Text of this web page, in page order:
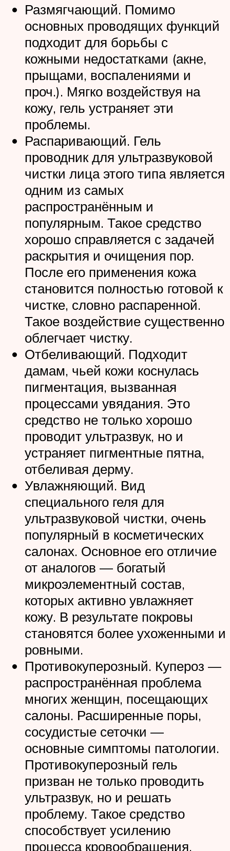
Размягчающий. Помимо
основных проводящих функций
подходит для борьбы с
кожными недостатками (акне,
прыщами, воспалениями и
проч.). Мягко воздействуя на
кожу, гель устраняет эти
проблемы.
Распаривающий. Гель
проводник для ультразвуковой
чистки лица этого типа является
одним из самых
распространённым и
популярным. Такое средство
хорошо справляется с задачей
раскрытия и очищения пор.
После его применения кожа
становится полностью готовой к
чистке, словно распаренной.
Такое воздействие существенно
облегчает чистку.
Отбеливающий. Подходит
дамам, чьей кожи коснулась
пигментация, вызванная
процессами увядания. Это
средство не только хорошо
проводит ультразвук, но и
устраняет пигментные пятна,
отбеливая дерму.
Увлажняющий. Вид
специального геля для
ультразвуковой чистки, очень
популярный в косметических
салонах. Основное его отличие
от аналогов — богатый
микроэлементный состав,
которых активно увлажняет
кожу. В результате покровы
становятся более ухоженными и
ровными.
Противокуперозный. Купероз —
распространённая проблема
многих женщин, посещающих
салоны. Расширенные поры,
сосудистые сеточки —
основные симптомы патологии.
Противокуперозный гель
призван не только проводить
ультразвук, но и решать
проблему. Такое средство
способствует усилению
процесса кровообращения,